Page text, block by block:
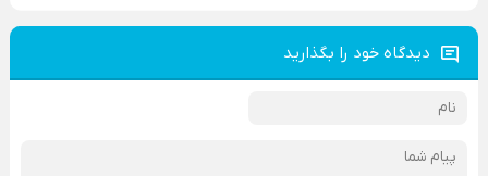
دیدگاه خود را بگذارید